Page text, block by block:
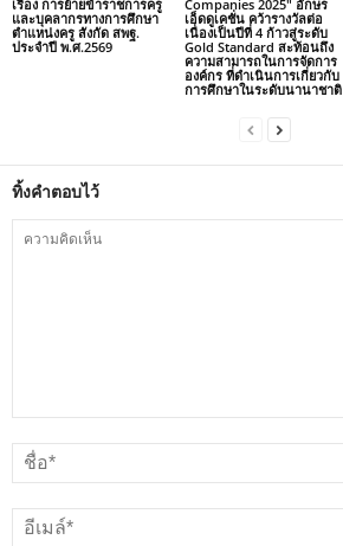
เรื่อง การย้ายข้าราชการครู
และบุคลากรทางการศึกษา
ตำแหน่งครู สังกัด สพฐ.
ประจำปี พ.ศ.2569
Companies 2025″ อักษร
เอ็ดดูเคชั่น คว้ารางวัลต่อ
เนื่องเป็นปีที่ 4 ก้าวสู่ระดับ
Gold Standard สะท้อนถึง
ความสามารถในการจัดการ
องค์กร ที่ดำเนินการเกี่ยวกับ
การศึกษาในระดับนานาชาติ
ทิ้งคำตอบไว้